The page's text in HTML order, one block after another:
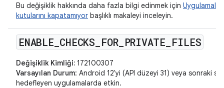
Bu değişiklik hakkında daha fazla bilgi edinmek için
kutularını kapatamıyor başlıklı makaleyi inceleyin.
ENABLE CHECKS FOR_ PRIVATE FILES
Değişiklik Kimliği: 172100307
Varsayılan Durum: Android 12'yi (API düzeyi 31) veya sonraki
hedefleyen uygulamalarda etkin.